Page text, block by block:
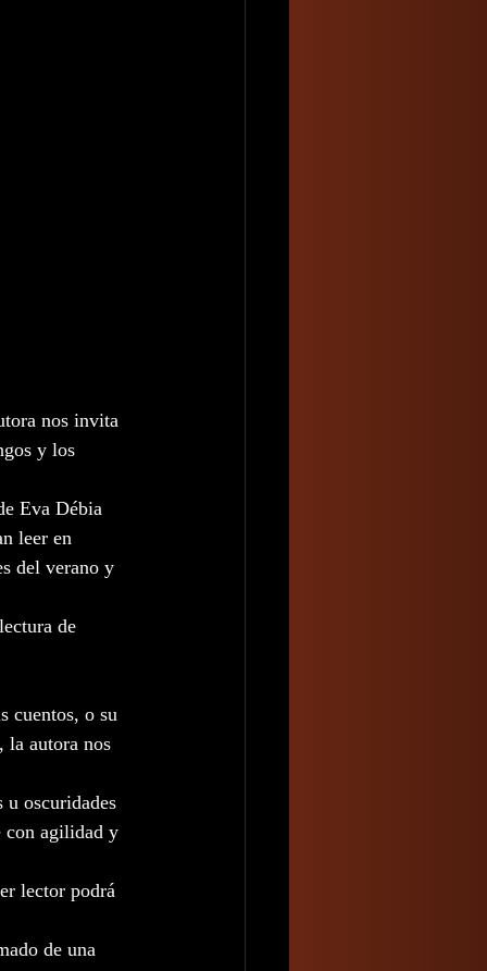
nos invita
y los
Eva Débia
leer en
del verano y
de
cuentos, o su
la autora nos
u oscuridades
con agilidad y
lector podrá
de una